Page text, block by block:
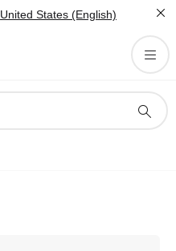
United States (English)